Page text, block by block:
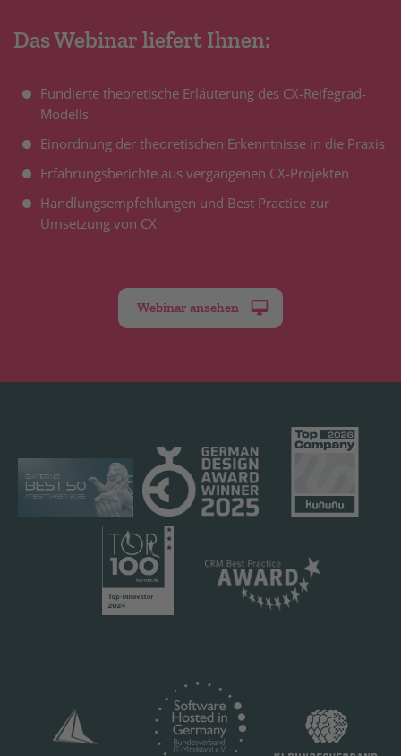
Das Webinar liefert Ihnen:
Fundierte theoretische Erläuterung des CX-Reifegrad-
Modells
Einordnung der theoretischen Erkenntnisse in die Praxis
Erfahrungsberichte aus vergangenen CX-Projekten
Handlungsempfehlungen und Best Practice zur
Umsetzung von CX
Webinar ansehen